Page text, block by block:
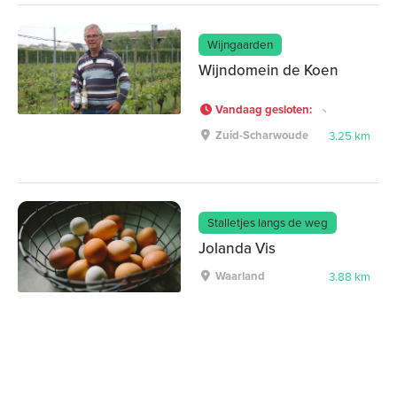
Wijngaarden
Wijndomein de Koen
Vandaag gesloten:
Zuid-Scharwoude
3.25 km
Stalletjes langs de weg
Jolanda Vis
Waarland 3.88 km